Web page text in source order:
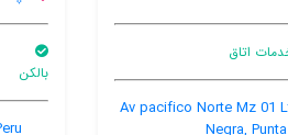
استخر
اینترنت وای فای در محیط
Punta Rocas, Punta Negra, Punta Negra, Peru